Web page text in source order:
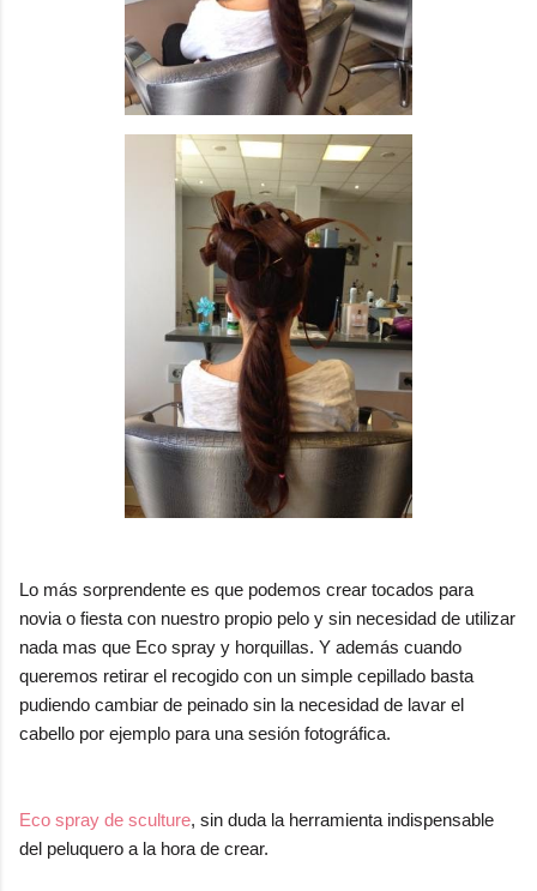
Lo más sorprendente es que podemos crear tocados para
novia o fiesta con nuestro propio pelo y sin necesidad de utilizar
nada mas que Eco spray y horquillas. Y además cuando
queremos retirar el recogido con un simple cepillado basta
pudiendo cambiar de peinado sin la necesidad de lavar el
cabello por ejemplo para una sesión fotográfica.
Eco spray de sculture, sin duda la herramienta indispensable
del peluquero a la hora de crear.